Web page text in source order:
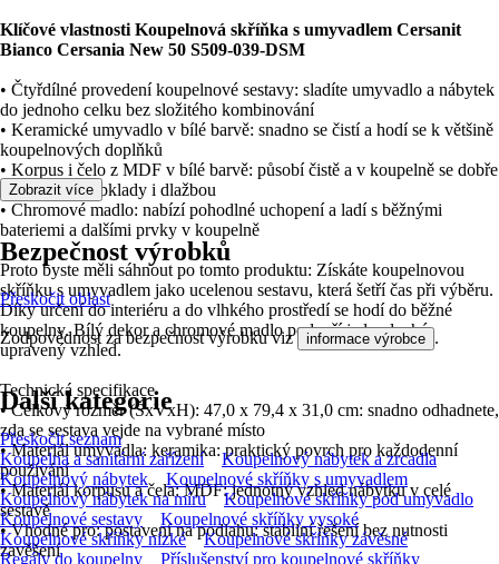
Klíčové vlastnosti Koupelnová skříňka s umyvadlem Cersanit
Bianco Cersania New 50 S509-039-DSM
• Čtyřdílné provedení koupelnové sestavy: sladíte umyvadlo a nábytek
do jednoho celku bez složitého kombinování
• Keramické umyvadlo v bílé barvě: snadno se čistí a hodí se k většině
koupelnových doplňků
• Korpus i čelo z MDF v bílé barvě: působí čistě a v koupelně se dobře
kombinuje s obklady i dlažbou
• Chromové madlo: nabízí pohodlné uchopení a ladí s běžnými
bateriemi a dalšími prvky v koupelně
Proto byste měli sáhnout po tomto produktu: Získáte koupelnovou
skříňku s umyvadlem jako ucelenou sestavu, která šetří čas při výběru.
Díky určení do interiéru a do vlhkého prostředí se hodí do běžné
koupelny. Bílý dekor a chromové madlo podpoří jednoduchý,
upravený vzhled.
Technická specifikace
• Celkový rozměr (ŠxVxH): 47,0 x 79,4 x 31,0 cm: snadno odhadnete,
zda se sestava vejde na vybrané místo
• Materiál umyvadla: keramika: praktický povrch pro každodenní
používání
• Materiál korpusu a čela: MDF: jednotný vzhled nábytku v celé
sestavě
• Vhodné pro: postavení na podlahu: stabilní řešení bez nutnosti
zavěšení
Zobrazit více
Bezpečnost výrobků
Přeskočit oblast
Zodpovědnost za bezpečnost výrobku viz informace výrobce .
Další kategorie
Přeskočit seznam
Koupelna a sanitární zařízení
Koupelnový nábytek a zrcadla
Koupelnový nábytek
Koupelnové skříňky s umyvadlem
Koupelnový nábytek na míru
Koupelnové skříňky pod umyvadlo
Koupelnové sestavy
Koupelnové skříňky vysoké
Koupelnové skříňky nízké
Koupelnové skříňky závěsné
Regály do koupelny
Příslušenství pro koupelnové skříňky